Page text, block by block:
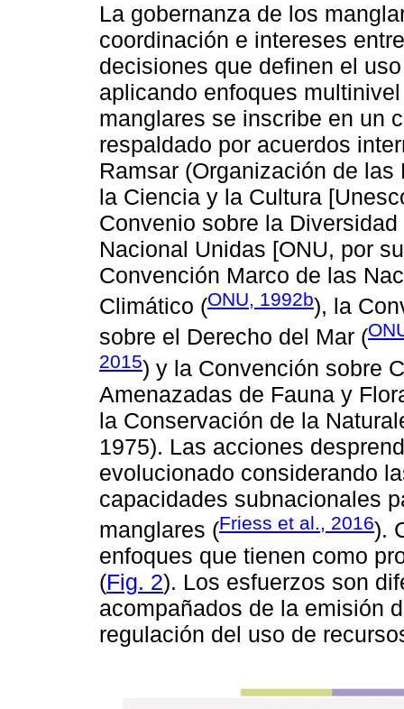
La gobernanza de los
coordinación e intereses
decisiones que definen el
aplicando enfoques
manglares se inscribe en un
respaldado por acuerdos
Ramsar (Organización de
la Ciencia y la Cultura
Convenio sobre la
Nacional Unidas [ONU, por
Convención Marco de las
Climático (ONU, 1992b), la
sobre el Derecho del Mar (
2015) y la Convención sobre
Amenazadas de Fauna y
la Conservación de la
1975). Las acciones
evolucionado considerando
capacidades subnacionales
manglares (Friess et al., 2016).
enfoques que tienen como
(Fig. 2). Los esfuerzos son
acompañados de la emisión
regulación del uso de